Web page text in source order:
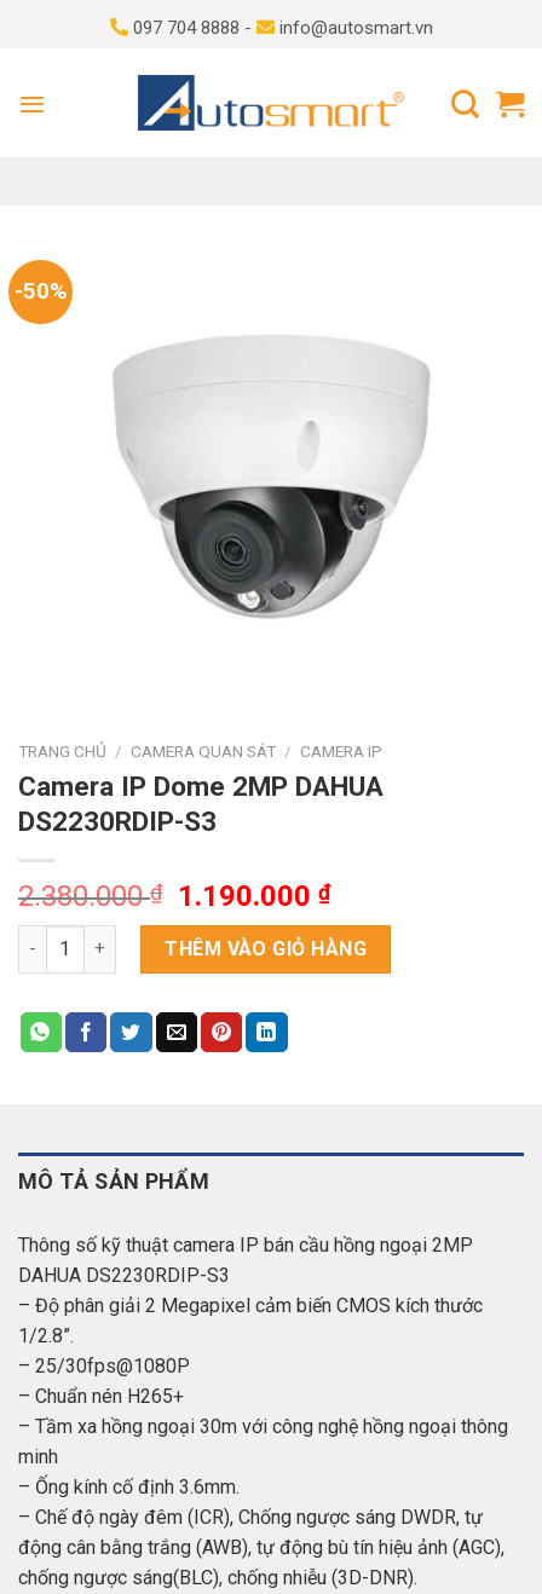
097 704 8888 - info@autosmart.vn
-50%
TRANG CHỦ / CAMERA QUAN SÁT / CAMERA IP
Camera IP Dome 2MP DAHUA
DS2230RDIP-S3
2.380.000₫
Giá
gốc
là:
2.380.000 ₫.
1.190.000₫Giá
hiện
tại
là:
Camera IP Dome 2MP DAHUA DS2230RDIP-S3 số lượng
THÊM VÀO GIỎ HÀNG
MÔ TẢ SẢN PHẨM
Thông số kỹ thuật camera IP bán cầu hồng ngoại 2MP
DAHUA DS2230RDIP-S3
– Độ phân giải 2 Megapixel cảm biến CMOS kích thước
1/2.8”.
– 25/30fps@1080P
– Chuẩn nén H265+
– Tầm xa hồng ngoại 30m với công nghệ hồng ngoại thông
minh
– Ống kính cố định 3.6mm.
– Chế độ ngày đêm (ICR), Chống ngược sáng DWDR, tự
động cân bằng trắng (AWB), tự động bù tín hiệu ảnh (AGC),
chống ngược sáng(BLC), chống nhiễu (3D-DNR).